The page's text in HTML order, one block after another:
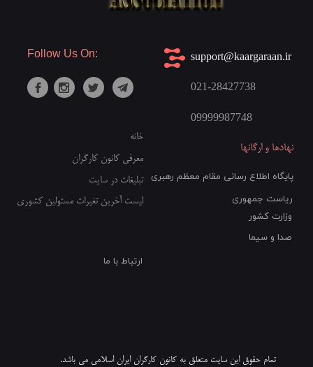
021-28427738
09999987748​​​​​​​
​support@kaargaraan.ir
ارتباط با ما
خانه
معرفی کانون کارگران
تبلیغات در سایت
لیست آخرین تغیرات مسئولین کشوری
نهادها و ارگانها
پایگاه اطلاع رسانی مقام معظم رهبری
ریاست جمهوری
صدا و سیما
وزارت کشور
Follow Us On:
تمام حقوق این سایت متعلق به کانون کارگران ایران اسلامی می باشد.​​​​​​​